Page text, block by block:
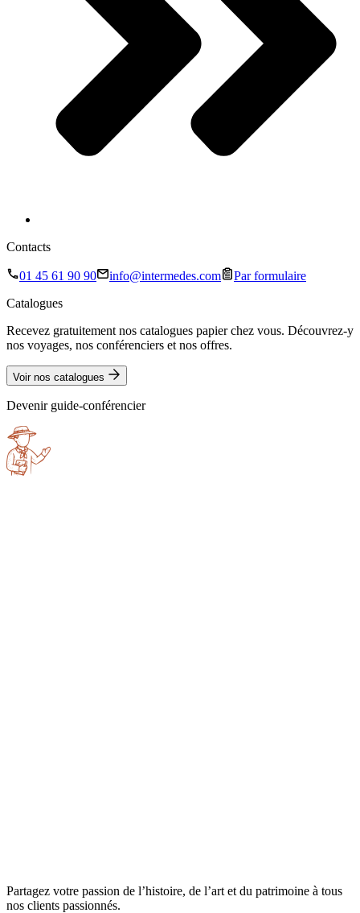
Contacts
01 45 61 90 90 info@intermedes.com
Par formulaire
Catalogues
Recevez gratuitement nos catalogues papier chez vous. Découvrez-y
nos voyages, nos conférenciers et nos offres.
Voir nos catalogues
Devenir guide-conférencier
Partagez votre passion de l’histoire, de l’art et du patrimoine à tous
nos clients passionnés.